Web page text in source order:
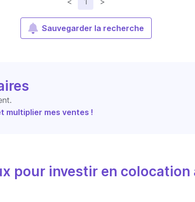
Sauvegarder la recherche
multiplier mes ventes !
pour investir en colocation